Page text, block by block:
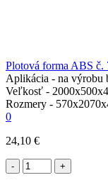
Plotová forma ABS
Aplikácia - na výrobu
Veľkosť -
Rozmery -
0
24,10 €
- +